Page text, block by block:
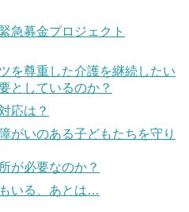
急募金プロジェクト
を尊重した介護を継続したい
としているのか？
応は？
がいのある子どもたちを守り
が必要なのか？
いる、あとは…